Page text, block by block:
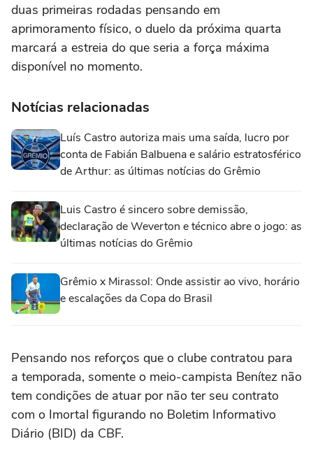
duas primeiras rodadas pensando em
aprimoramento físico, o duelo da próxima quarta
marcará a estreia do que seria a força máxima
disponível no momento.
Notícias relacionadas
Luís Castro autoriza mais uma saída, lucro por
conta de Fabián Balbuena e salário estratosférico
de Arthur: as últimas notícias do Grêmio
Luis Castro é sincero sobre demissão,
declaração de Weverton e técnico abre o jogo: as
últimas notícias do Grêmio
Grêmio x Mirassol: Onde assistir ao vivo, horário
e escalações da Copa do Brasil
Pensando nos reforços que o clube contratou para
a temporada, somente o meio-campista Benítez não
tem condições de atuar por não ter seu contrato
com o Imortal figurando no Boletim Informativo
Diário (BID) da CBF.